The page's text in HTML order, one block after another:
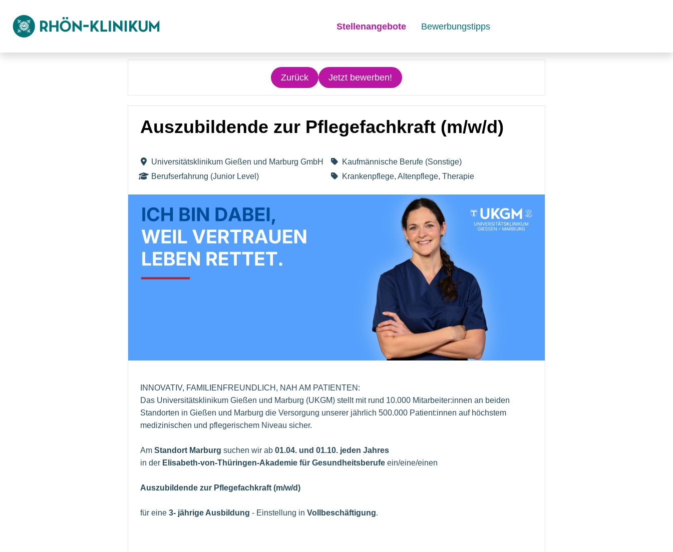
Stellenangebote Bewerbungstipps
Zurück Jetzt bewerben!
Auszubildende zur Pflegefachkraft (m/w/d)
Universitätsklinikum Gießen und Marburg GmbH
Berufserfahrung (Junior Level)
Kaufmännische Berufe (Sonstige)
Krankenpflege, Altenpflege, Therapie
INNOVATIV, FAMILIENFREUNDLICH, NAH AM PATIENTEN:
Das Universitätsklinikum Gießen und Marburg (UKGM) stellt mit rund 10.000 Mitarbeiter:innen an beiden
Standorten in Gießen und Marburg die Versorgung unserer jährlich 500.000 Patient:innen auf höchstem
medizinischen und pflegerischem Niveau sicher.
Am Standort Marburg suchen wir ab 01.04. und 01.10. jeden Jahres
in der Elisabeth-von-Thüringen-Akademie für Gesundheitsberufe ein/eine/einen
Auszubildende zur Pflegefachkraft (m/w/d)
für eine 3- jährige Ausbildung - Einstellung in Vollbeschäftigung.